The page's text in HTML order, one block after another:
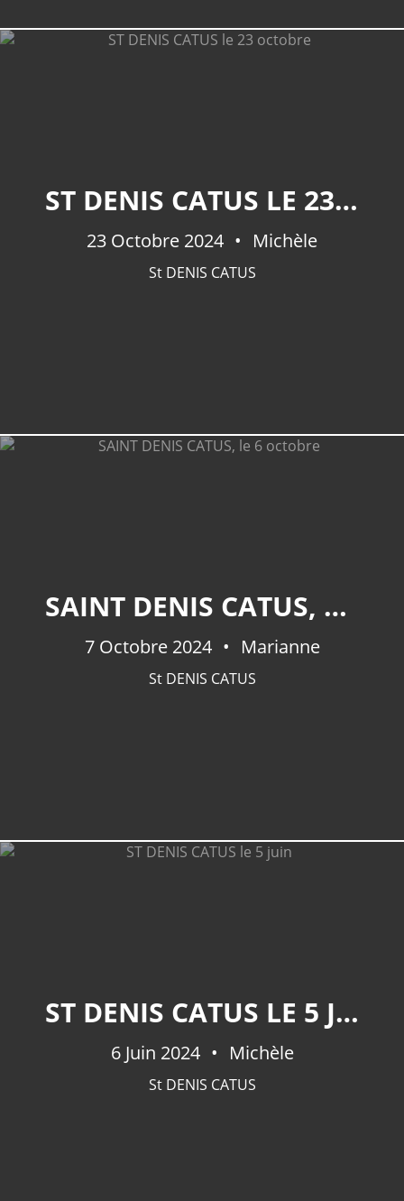
ST DENIS CATUS LE 23 OCTOBRE
23 Octobre 2024 Michèle
St DENIS CATUS
SAINT DENIS CATUS, LE 6 OCTOBRE
7 Octobre 2024 Marianne
St DENIS CATUS
ST DENIS CATUS LE 5 JUIN
6 Juin 2024 Michèle
St DENIS CATUS